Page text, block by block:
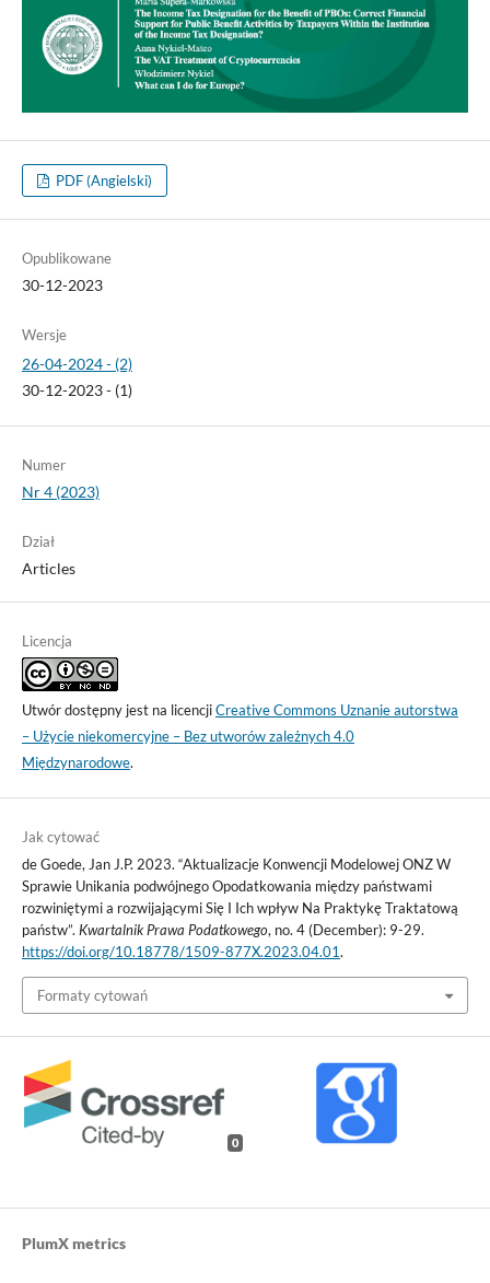
PDF (Angielski)
Opublikowane
30-12-2023
Wersje
26-04-2024 - (2)
30-12-2023 - (1)
Numer
Nr 4 (2023)
Dział
Articles
Licencja
Utwór dostępny jest na licencjiCreative Commons Uznanie autorstwa
– Użycie niekomercyjne – Bez utworów zależnych 4.0
Międzynarodowe.
Jak cytować
de Goede, Jan J.P. 2023. “Aktualizacje Konwencji Modelowej ONZ W
Sprawie Unikania podwójnego Opodatkowania między państwami
rozwiniętymi a rozwijającymi Się I Ich wpływ Na Praktykę Traktatową
państw”. Kwartalnik Prawa Podatkowego, no. 4 (December): 9-29.
https://doi.org/10.18778/1509-877X.2023.04.01.
Formaty cytowań
0
PlumX metrics